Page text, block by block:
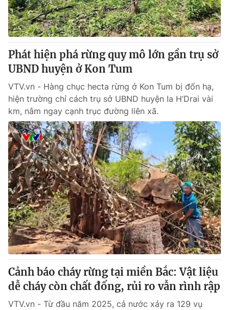
Phát hiện phá rừng quy mô lớn gần trụ sở
UBND huyện ở Kon Tum
VTV.vn - Hàng chục hecta rừng ở Kon Tum bị đốn hạ,
hiện trường chỉ cách trụ sở UBND huyện Ia H’Drai vài
km, nằm ngay cạnh trục đường liên xã.
Cảnh báo cháy rừng tại miền Bắc: Vật liệu
dễ cháy còn chất đống, rủi ro vẫn rình rập
VTV.vn - Từ đầu năm 2025, cả nước xảy ra 129 vụ